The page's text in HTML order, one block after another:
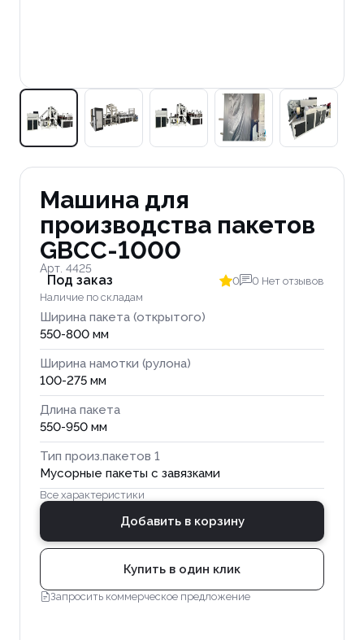
Машина для
производства пакетов
GBCC-1000
Арт. 4425
Под заказ
Наличие по складам
0 0 Нет отзывов
Ширина пакета (открытого)
550-800 мм
Ширина намотки (рулона)
100-275 мм
Длина пакета
550-950 мм
Тип произ.пакетов 1
Мусорные пакеты с завязками
Все характеристики
Добавить в корзину
Купить в один клик
Запросить коммерческое предложение